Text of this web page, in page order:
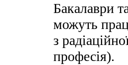
Бакалаври
можуть
з
професія).